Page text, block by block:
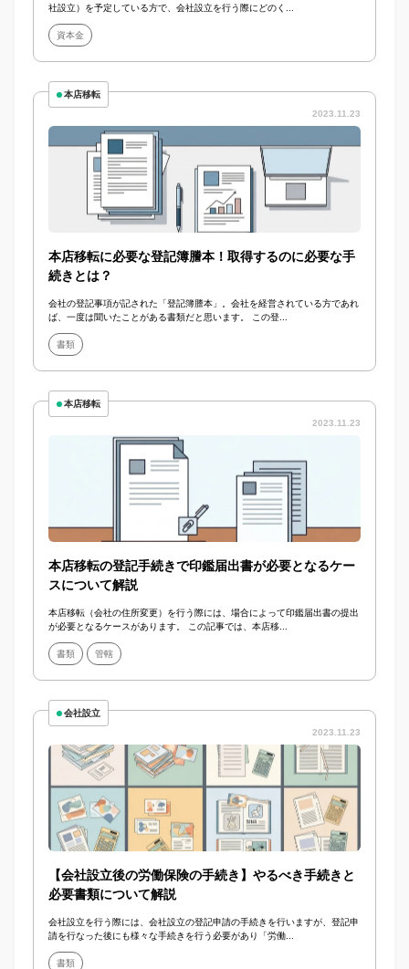
社設立）を予定している方で、会社設立を行う際にどのく...
資本金
本店移転
2023.11.23
本店移転に必要な登記簿謄本！取得するのに必要な手
続きとは？
会社の登記事項が記された「登記簿謄本」。会社を経営されている方であれ
ば、一度は聞いたことがある書類だと思います。 この登...
書類
本店移転
2023.11.23
本店移転の登記手続きで印鑑届出書が必要となるケー
スについて解説
本店移転（会社の住所変更）を行う際には、場合によって印鑑届出書の提出
が必要となるケースがあります。 この記事では、本店移...
書類 管轄
会社設立
2023.11.23
【会社設立後の労働保険の手続き】やるべき手続きと
必要書類について解説
会社設立を行う際には、会社設立の登記申請の手続きを行いますが、登記申
請を行なった後にも様々な手続きを行う必要があり「労働...
書類